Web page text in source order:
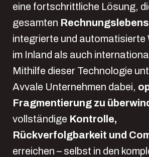
eine fortschrittliche Lösung,
gesamten
integrierte und automatisierte
im Inland als auch
Mithilfe dieser Technologie
Avvale Unternehmen dabei,
Fragmentierung zu
vollständige Kontrolle,
Rückverfolgbarkeit und
erreichen – selbst in den